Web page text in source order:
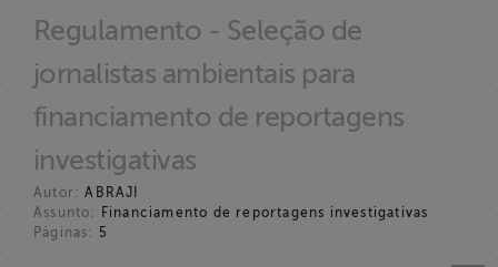
Regulamento - Seleção de
jornalistas ambientais para
financiamento de reportagens
investigativas
Autor: ABRAJI
Assunto:
Financiamento de reportagens investigativas
Páginas:
5